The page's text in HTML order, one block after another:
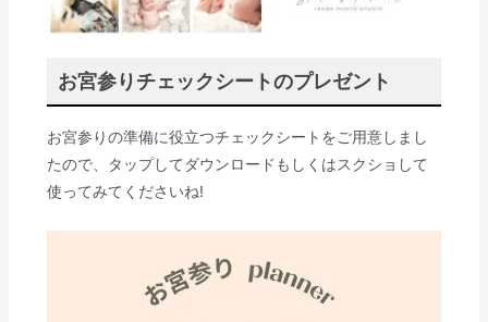
お宮参りチェックシートのプレゼント
お宮参りの準備に役立つチェックシートをご用意しまし
たので、タップしてダウンロードもしくはスクショして
使ってみてくださいね!